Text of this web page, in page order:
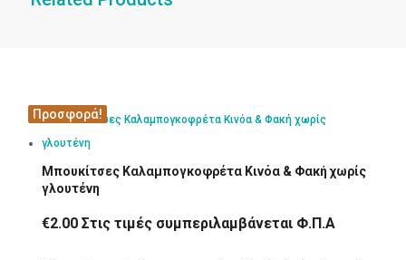
Μπουκίτσες Καλαμπογκοφρέτα Κινόα & Φακή χωρίς
γλουτένη
€2.00 Στις τιμές συμπεριλαμβάνεται Φ.Π.Α
Προσφορά!
Προσφορά!